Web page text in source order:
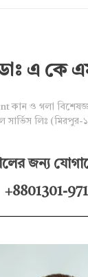
এ কে
কান ও গলা
সার্ভিস লিঃ (মিরপুর-
জন্য
+8801301-